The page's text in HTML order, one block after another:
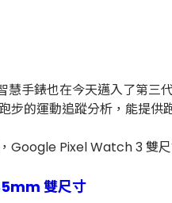
慧手錶也在今天邁入了第三
步的運動追蹤分析，能提供
雙尺寸